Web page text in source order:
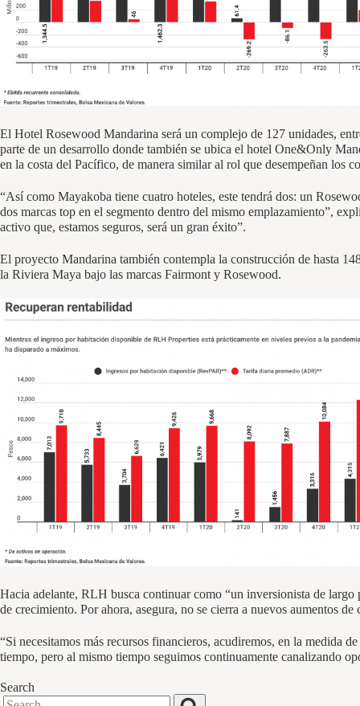
El Hotel Rosewood Mandarina será un complejo de 127 unidades,
parte de un desarrollo donde también se ubica el hotel One&Only
en la costa del Pacífico, de manera similar al rol que desempeñan los
“Así como Mayakoba tiene cuatro hoteles, este tendrá dos: un
dos marcas top en el segmento dentro del mismo emplazamiento”,
activo que, estamos seguros, será un gran éxito”.
El proyecto Mandarina también contempla la construcción de hasta
la Riviera Maya bajo las marcas Fairmont y Rosewood.
Hacia adelante, RLH busca continuar como “un inversionista de largo
de crecimiento. Por ahora, asegura, no se cierra a nuevos aumentos
“Si necesitamos más recursos financieros, acudiremos, en la medida
tiempo, pero al mismo tiempo seguimos continuamente canalizando
Search